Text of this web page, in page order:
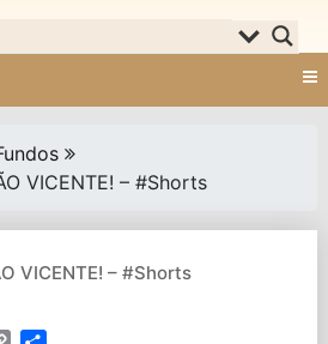
VICENTE! – #Shorts
VICENTE! – #Shorts